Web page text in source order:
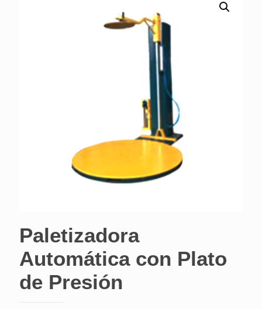
Paletizadora
Automática con Plato
de Presión